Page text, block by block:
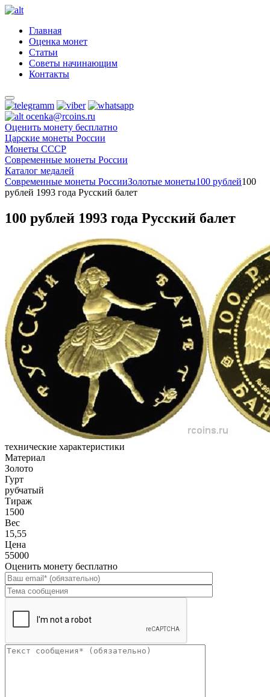
Главная
Оценка монет
Статьи
Советы начинающим
Контакты
ocenka@rcoins.ru
Оценить монету бесплатно
Царские монеты России
Монеты СССР
Современные монеты России
Каталог медалей
Современные монеты РоссииЗолотые монеты100 рублей100
рублей 1993 года Русский балет
100 рублей 1993 года Русский балет
технические характеристики
Материал
Золото
Гурт
рубчатый
Тираж
1500
Вес
15,55
Цена
55000
Оценить монету бесплатно